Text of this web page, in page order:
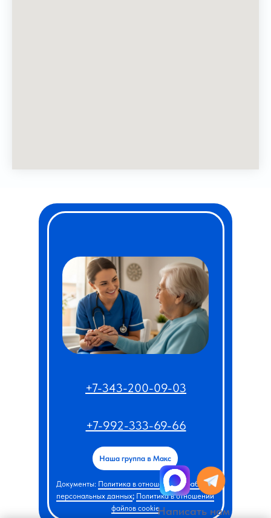
Написать нам
+7-343-200-09-03
+7-992-333-69-66
Документы: Политика в отношении обработки
персональных данных; Политика в отношении
файлов cookie
Наша группа в Макс